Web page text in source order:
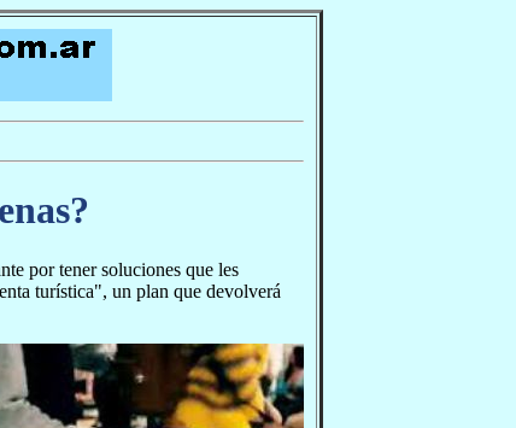
por tener soluciones que les
turística", un plan que devolverá